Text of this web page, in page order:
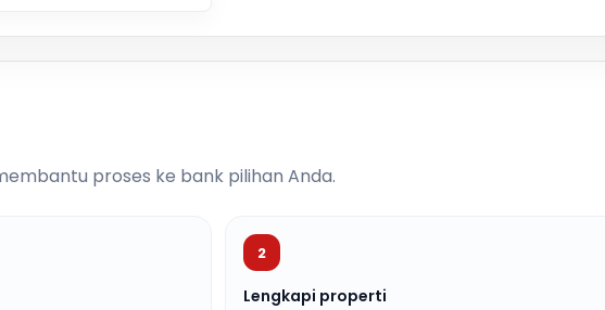
proses ke bank pilihan Anda.
2
Lengkapi properti